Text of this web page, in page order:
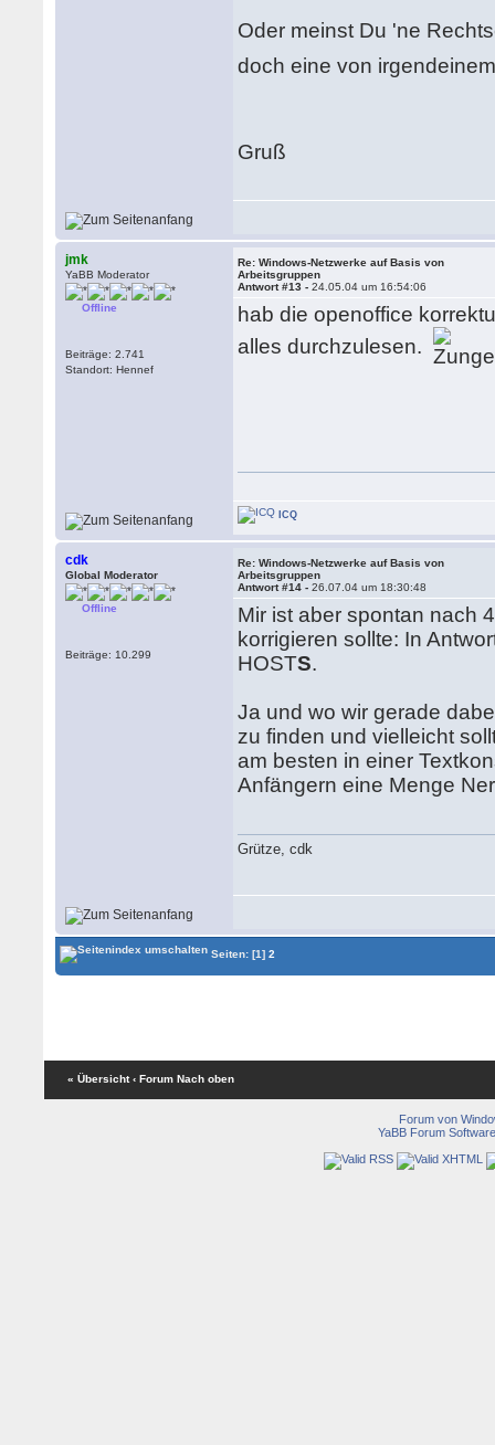
Oder meinst Du 'ne
doch eine von
Gruß
jmk
YaBB Moderator
Offline
Beiträge: 2.741
Standort: Hennef
Re: Windows-Netzwerke auf Basis von
Arbeitsgruppen
Antwort #13 -24.05.04 um 16:54:06
hab die openoffice
alles durchzulesen.
ICQ
cdk
Global Moderator
Offline
Beiträge: 10.299
Re: Windows-Netzwerke auf Basis von
Arbeitsgruppen
Antwort #14 -26.07.04 um 18:30:48
Mir ist aber spontan nach
korrigieren sollte: In
HOSTS.
Ja und wo wir gerade
zu finden und vielleicht
am besten in einer
Anfängern eine Menge
Grütze, cdk
Seiten:[1] 2
« Übersicht ‹ Forum Nach oben
Forum von
YaBB Forum Software